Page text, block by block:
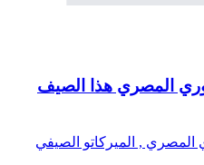
للدوري المصري هذا الصيف
المصري , الميركاتو الصيفي